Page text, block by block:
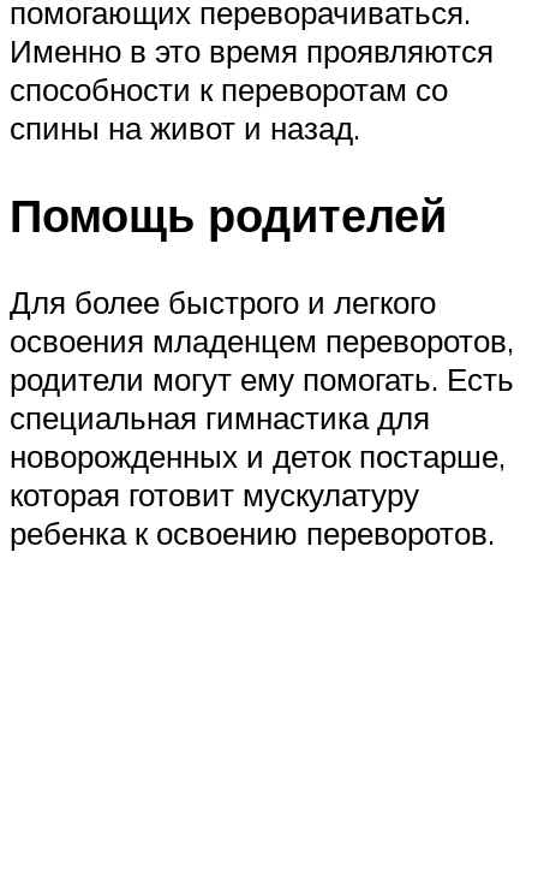
помогающих переворачиваться.
Именно в это время проявляются
способности к переворотам со
спины на живот и назад.
Помощь родителей
Для более быстрого и легкого
освоения младенцем переворотов,
родители могут ему помогать. Есть
специальная гимнастика для
новорожденных и деток постарше,
которая готовит мускулатуру
ребенка к освоению переворотов.